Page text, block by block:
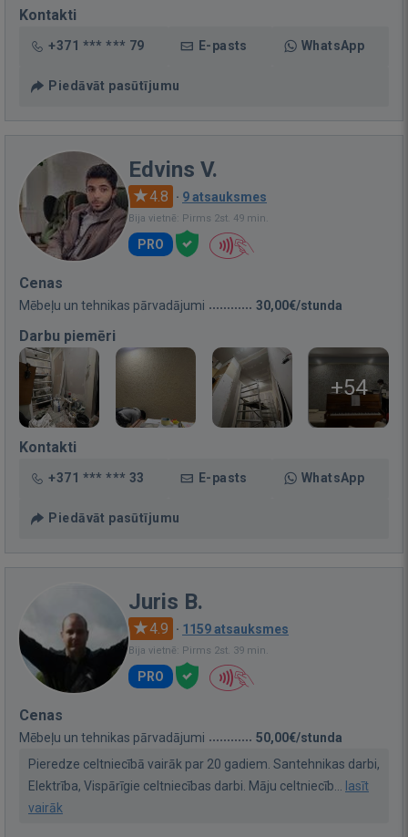
Kontakti
+371 *** *** 79 E-pasts WhatsApp
Piedāvāt pasūtījumu
Edvins V.
4.8 · 9 atsauksmes
Bija vietnē: Pirms 2st. 49 min.
PRO
Cenas
Mēbeļu un tehnikas pārvadājumi 30,00€/stunda
Darbu piemēri
+54
Kontakti
+371 *** *** 33 E-pasts WhatsApp
Piedāvāt pasūtījumu
Juris B.
4.9 · 1159 atsauksmes
Bija vietnē: Pirms 2st. 39 min.
PRO
Cenas
Mēbeļu un tehnikas pārvadājumi
50,00€/stunda
Pieredze celtniecībā vairāk par 20 gadiem. Santehnikas darbi,
Elektrība, Vispārīgie celtniecības darbi. Māju celtniecīb... lasīt
vairāk